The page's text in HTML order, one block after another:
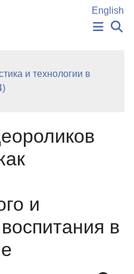
English
Вход
и технологии в
и
в